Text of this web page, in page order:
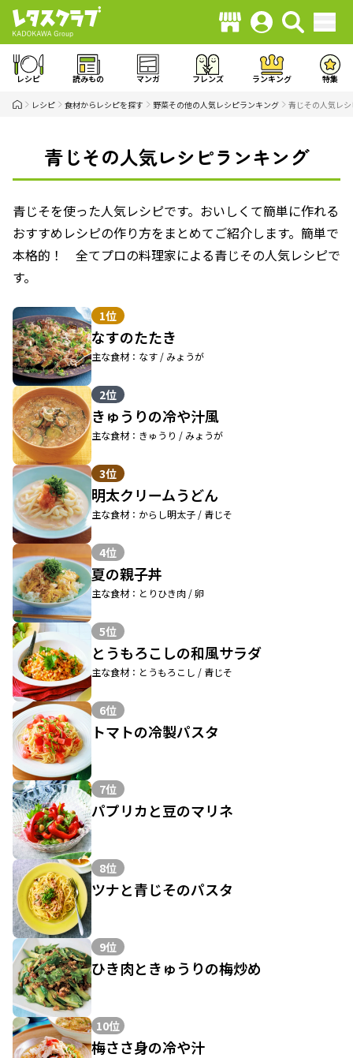
レシピ 読みもの マンガ フレンズ ランキング 特集
レシピ 食材からレシピを探す 野菜その他の人気レシピランキング 青じその人気レ
青じその人気レシピランキング
青じそを使った人気レシピです。おいしくて簡単に作れる
おすすめレシピの作り方をまとめてご紹介します。簡単で
本格的！ 全てプロの料理家による青じその人気レシピで
す。
1位
なすのたたき
主な食材：なす / みょうが
2位
きゅうりの冷や汁風
主な食材：きゅうり / みょうが
3位
明太クリームうどん
主な食材：からし明太子 / 青じそ
4位
夏の親子丼
主な食材：とりひき肉 / 卵
5位
とうもろこしの和風サラダ
主な食材：とうもろこし / 青じそ
6位
トマトの冷製パスタ
7位
パプリカと豆のマリネ
8位
ツナと青じそのパスタ
9位
ひき肉ときゅうりの梅炒め
10位
梅ささ身の冷や汁